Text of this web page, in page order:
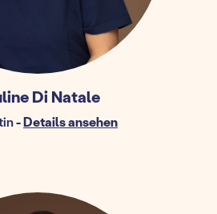
Di Natale
-Details ansehen